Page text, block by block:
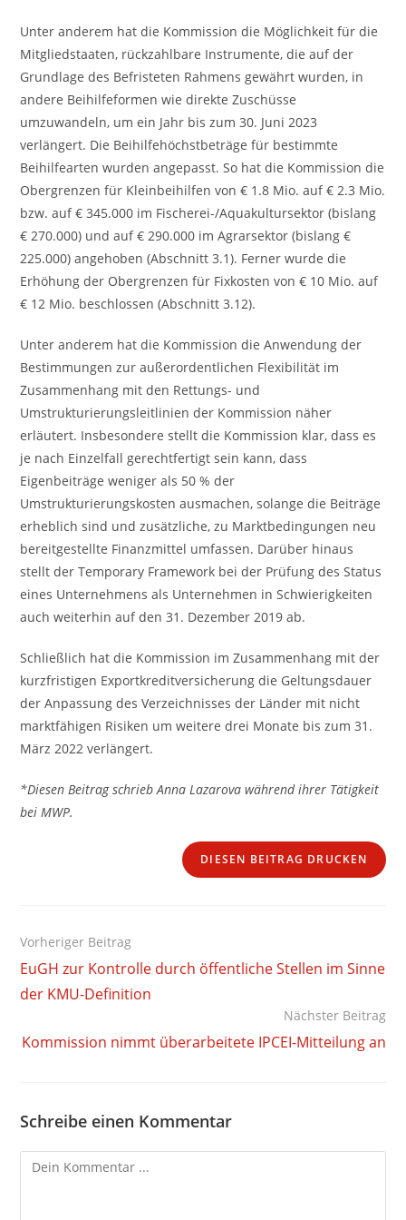
Unter anderem hat die Kommission die Möglichkeit für die
Mitgliedstaaten, rückzahlbare Instrumente, die auf der
Grundlage des Befristeten Rahmens gewährt wurden, in
andere Beihilfeformen wie direkte Zuschüsse
umzuwandeln, um ein Jahr bis zum 30. Juni 2023
verlängert. Die Beihilfehöchstbeträge für bestimmte
Beihilfearten wurden angepasst. So hat die Kommission die
Obergrenzen für Kleinbeihilfen von € 1.8 Mio. auf € 2.3 Mio.
bzw. auf € 345.000 im Fischerei-/Aquakultursektor (bislang
€ 270.000) und auf € 290.000 im Agrarsektor (bislang €
225.000) angehoben (Abschnitt 3.1). Ferner wurde die
Erhöhung der Obergrenzen für Fixkosten von € 10 Mio. auf
€ 12 Mio. beschlossen (Abschnitt 3.12).
Unter anderem hat die Kommission die Anwendung der
Bestimmungen zur außerordentlichen Flexibilität im
Zusammenhang mit den Rettungs- und
Umstrukturierungsleitlinien der Kommission näher
erläutert. Insbesondere stellt die Kommission klar, dass es
je nach Einzelfall gerechtfertigt sein kann, dass
Eigenbeiträge weniger als 50 % der
Umstrukturierungskosten ausmachen, solange die Beiträge
erheblich sind und zusätzliche, zu Marktbedingungen neu
bereitgestellte Finanzmittel umfassen. Darüber hinaus
stellt der Temporary Framework bei der Prüfung des Status
eines Unternehmens als Unternehmen in Schwierigkeiten
auch weiterhin auf den 31. Dezember 2019 ab.
Schließlich hat die Kommission im Zusammenhang mit der
kurzfristigen Exportkreditversicherung die Geltungsdauer
der Anpassung des Verzeichnisses der Länder mit nicht
marktfähigen Risiken um weitere drei Monate bis zum 31.
März 2022 verlängert.
*Diesen Beitrag schrieb Anna Lazarova während ihrer Tätigkeit
bei MWP.
DIESEN BEITRAG DRUCKEN
Weitere
ansehen
Vorheriger Beitrag
EuGH zur Kontrolle durch öffentliche Stellen im Sinne
der KMU-Definition
Nächster Beitrag
Kommission nimmt überarbeitete IPCEI-Mitteilung an
Schreibe einen Kommentar
Kommentieren